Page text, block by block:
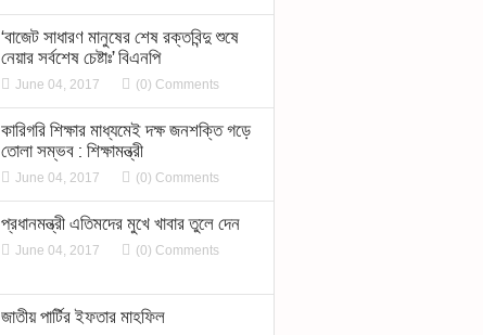
‘বাজেট সাধারণ মানুষের শেষ রক্তবিন্দু শুষে
নেয়ার সর্বশেষ চেষ্টাঃ’ বিএনপি
June 04, 2017 (0) Comments
কারিগরি শিক্ষার মাধ্যমেই দক্ষ জনশক্তি গড়ে
তোলা সম্ভব : শিক্ষামন্ত্রী
June 04, 2017 (0) Comments
প্রধানমন্ত্রী এতিমদের মুখে খাবার তুলে দেন
June 04, 2017 (0) Comments
জাতীয় পার্টির ইফতার মাহফিল